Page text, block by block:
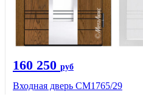
160 250 руб
Входная дверь СМ1765/29